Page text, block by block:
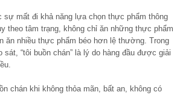
sự mất đi khả năng lựa chọn thực phẩm thông
theo tâm trạng, không chỉ ăn những thực phẩm
ăn nhiều thực phẩm béo hơn lệ thường. Trong
“tôi buồn chán” là lý do hàng đầu được giải
chán khi không thỏa mãn, bất an, không có